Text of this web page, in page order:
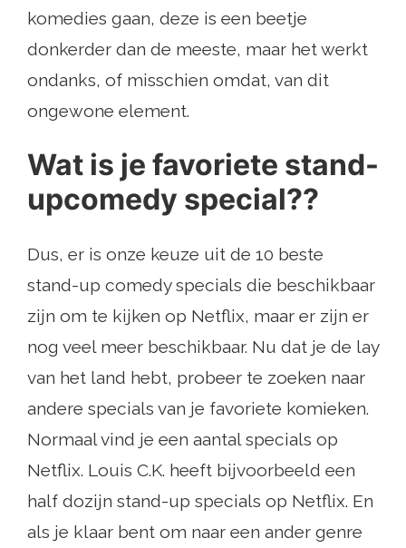
komedies gaan, deze is een beetje
donkerder dan de meeste, maar het werkt
ondanks, of misschien omdat, van dit
ongewone element.
Wat is je favoriete stand-
upcomedy special??
Dus, er is onze keuze uit de 10 beste
stand-up comedy specials die beschikbaar
zijn om te kijken op Netflix, maar er zijn er
nog veel meer beschikbaar. Nu dat je de lay
van het land hebt, probeer te zoeken naar
andere specials van je favoriete komieken.
Normaal vind je een aantal specials op
Netflix. Louis C.K. heeft bijvoorbeeld een
half dozijn stand-up specials op Netflix. En
als je klaar bent om naar een ander genre